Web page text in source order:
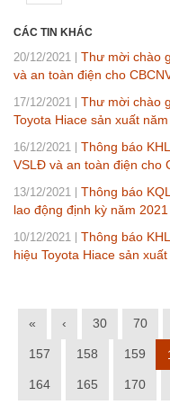
CÁC TIN KHÁC
20/12/2021
Thư mời chào
và an toàn điện cho
17/12/2021
Thư mời chào
Toyota Hiace sản xuất năm
16/12/2021
Thông báo
VSLĐ và an toàn điện cho
13/12/2021
Thông báo
lao động định kỳ năm 2021
10/12/2021
Thông báo
hiệu Toyota Hiace sản xuất
« ‹ 30 70
157 158 159
164 165 170